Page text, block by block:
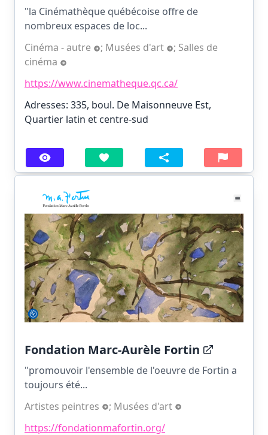
"la Cinémathèque québécoise offre de
nombreux espaces de loc...
Cinéma - autre
; Musées d'art ; Salles de
cinéma
https://www.cinematheque.qc.ca/
Adresses: 335, boul. De Maisonneuve Est,
Quartier latin et centre-sud
Fondation Marc-Aurèle Fortin
"promouvoir l'ensemble de l'oeuvre de Fortin a
toujours été...
Artistes peintres
; Musées d'art
https://fondationmafortin.org/